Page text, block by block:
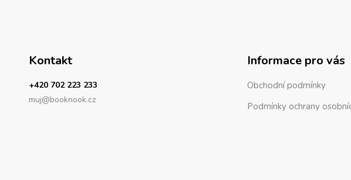
Kontakt
+420 702 223 233
muj@booknook.cz
Informace pro vás
Obchodní podmínky
Podmínky ochrany